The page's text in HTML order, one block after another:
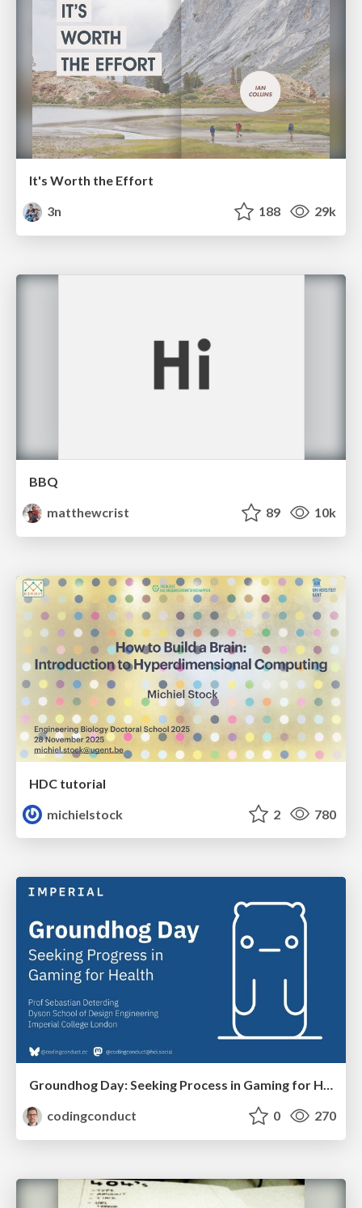
It's Worth the Effort
3n
188 29k
BBQ
matthewcrist
89 10k
HDC tutorial
michielstock
2 780
Groundhog Day: Seeking Process in Gaming for Health
codingconduct
0 270